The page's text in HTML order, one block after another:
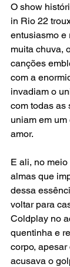
O show
in Rio 22
entusiasmo e
muita chuva,
canções
com a
invadiam o
com todas as
uniam em
amor.
E ali, no
almas que
dessa
voltar para
Coldplay no
quentinha e
corpo,
acusava o